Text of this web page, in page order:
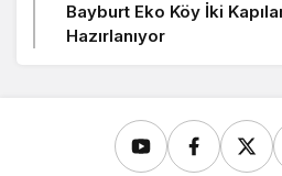
Bayburt Eko Köy İki
Hazırlanıyor